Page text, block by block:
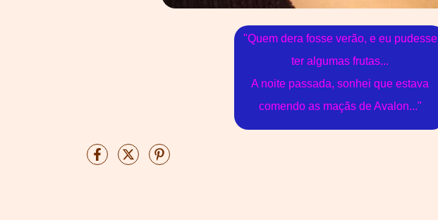
"Quem dera fosse verão, e eu pudesse
ter algumas frutas...
A noite passada, sonhei que estava
comendo as maçãs de Avalon..."